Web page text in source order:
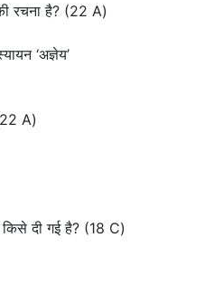
रचना है? (22 A)
‘अज्ञेय’
A)
किसे दी गई है? (18 C)